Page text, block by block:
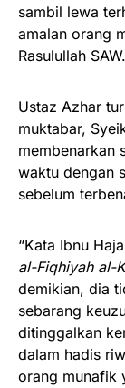
sambil lewa
amalan orang
Rasulullah SAW.
Ustaz Azhar
muktabar,
membenarkan
waktu dengan
sebelum
“Kata Ibnu
al-Fiqhiyah al-
demikian, dia
sebarang
ditinggalkan
dalam hadis
orang munafik